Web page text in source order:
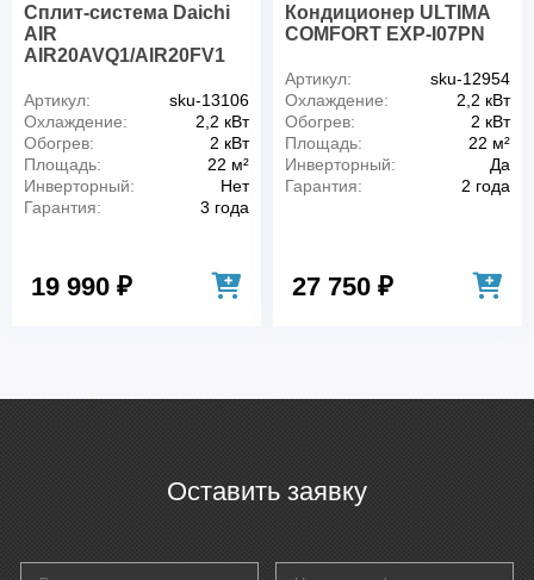
Сплит-система Daichi
AIR
AIR20AVQ1/AIR20FV1
Артикул:
sku-13106
Охлаждение:
2,2 кВт
Обогрев:
2 кВт
Площадь:
22 м²
Инверторный:
Нет
Гарантия:
3 года
19 990 ₽
Кондиционер ULTIMA
COMFORT EXP-I07PN
Артикул:
sku-12954
Охлаждение:
2,2 кВт
Обогрев:
2 кВт
Площадь:
22 м²
Инверторный:
Да
Гарантия:
2 года
27 750 ₽
Оставить заявку